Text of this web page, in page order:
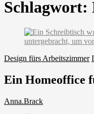
Schlagwort:
Design fürs Arbeitszimmer
Ein Homeoffice
Anna.Brack